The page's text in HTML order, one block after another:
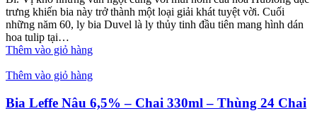
trưng khiến bia này trở thành một loại giải khát tuyệt vời. Cuối
những năm 60, ly bia Duvel là ly thủy tinh đầu tiên mang hình dán
hoa tulip tại…
Thêm vào giỏ hàng
Thêm vào giỏ hàng
Bia Leffe Nâu 6,5% – Chai 330ml – Thùng 24 Chai